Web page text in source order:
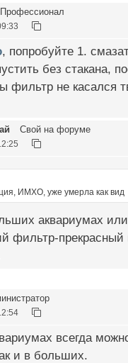
Профессионал
, попробуйте 1.
без стакана,
фильтр не касался
Свой на форуме
ИМХО, уже умерла как вид
аквариумах или
фильтр-прекрасный
всегда
и в больших.